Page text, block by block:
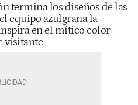
termina los diseños de las
equipo azulgrana la
en el mítico color
visitante